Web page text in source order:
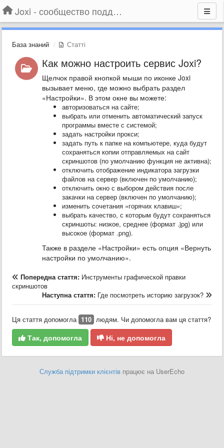
Joxi - сообщество поддержки
База знаний Статті
Как можно настроить сервис Joxi?
Щелчок правой кнопкой мыши по иконке Joxi
вызывает меню, где можно выбрать раздел
«Настройки». В этом окне вы можете:
авторизоваться на сайте;
выбрать или отменить автоматический запуск
программы вместе с системой;
задать настройки прокси;
задать путь к папке на компьютере, куда будут
сохраняться копии отправляемых на сайт
скриншотов (по умолчанию функция не активна);
отключить отображение индикатора загрузки
файлов на сервер (включен по умолчанию);
отключить окно с выбором действия после
закачки на сервер (включен по умолчанию);
изменить сочетания «горячих клавиш»;
выбрать качество, с которым будут сохраняться
скриншоты: низкое, среднее (формат .jpg) или
высокое (формат .png).
Также в разделе «Настройки» есть опция «Вернуть
настройки по умолчанию».
Попередна стаття: Инструменты графической правки
скриншотов
Наступна стаття: Где посмотреть историю загрузок?
Ця стаття допомогла 110 людям. Чи допомогла вам ця стаття?
Так, допомогла Ні, не допомогла
Служба підтримки клієнтів працює на UserEcho